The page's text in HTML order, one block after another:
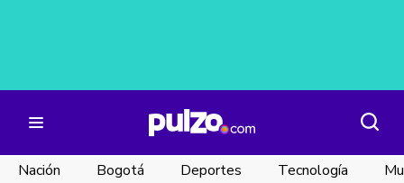
Nación Bogotá Deportes Tecnología